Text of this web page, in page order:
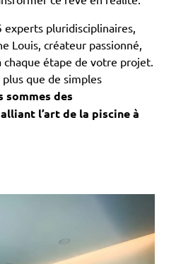
experts pluridisciplinaires,
Louis, créateur passionné,
chaque étape de votre projet.
que de simples
sommes des
l’art de la piscine à